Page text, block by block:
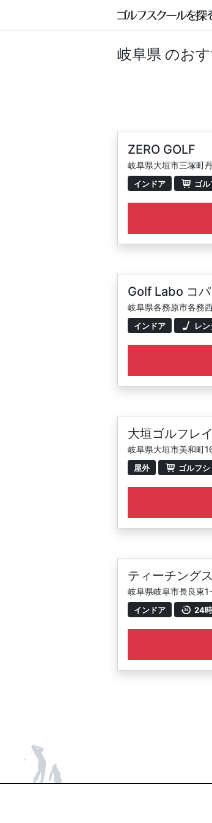
岐阜県 のお
ZERO GOLF
岐阜県大垣市三塚町
インドア ゴ
Golf Labo コ
岐阜県各務原市各務
インドア レ
大垣ゴルフレ
岐阜県大垣市美和町
屋外 ゴルフ
ティーチング
岐阜県岐阜市長良東
インドア 24